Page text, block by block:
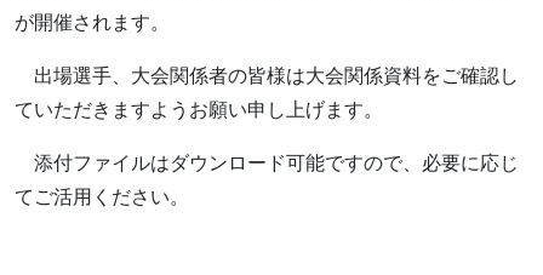
が開催されます。
出場選手、大会関係者の皆様は大会関係資料をご確認し
ていただきますようお願い申し上げます。
添付ファイルはダウンロード可能ですので、必要に応じ
てご活用ください。